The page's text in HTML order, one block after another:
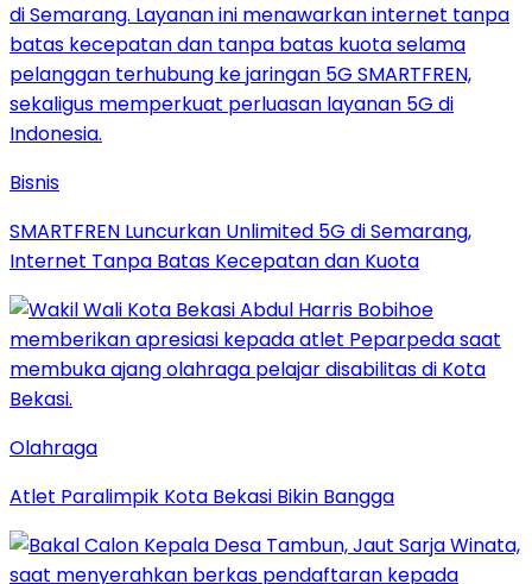
Bisnis
SMARTFREN Luncurkan Unlimited 5G di Semarang,
Internet Tanpa Batas Kecepatan dan Kuota
Olahraga
Atlet Paralimpik Kota Bekasi Bikin Bangga